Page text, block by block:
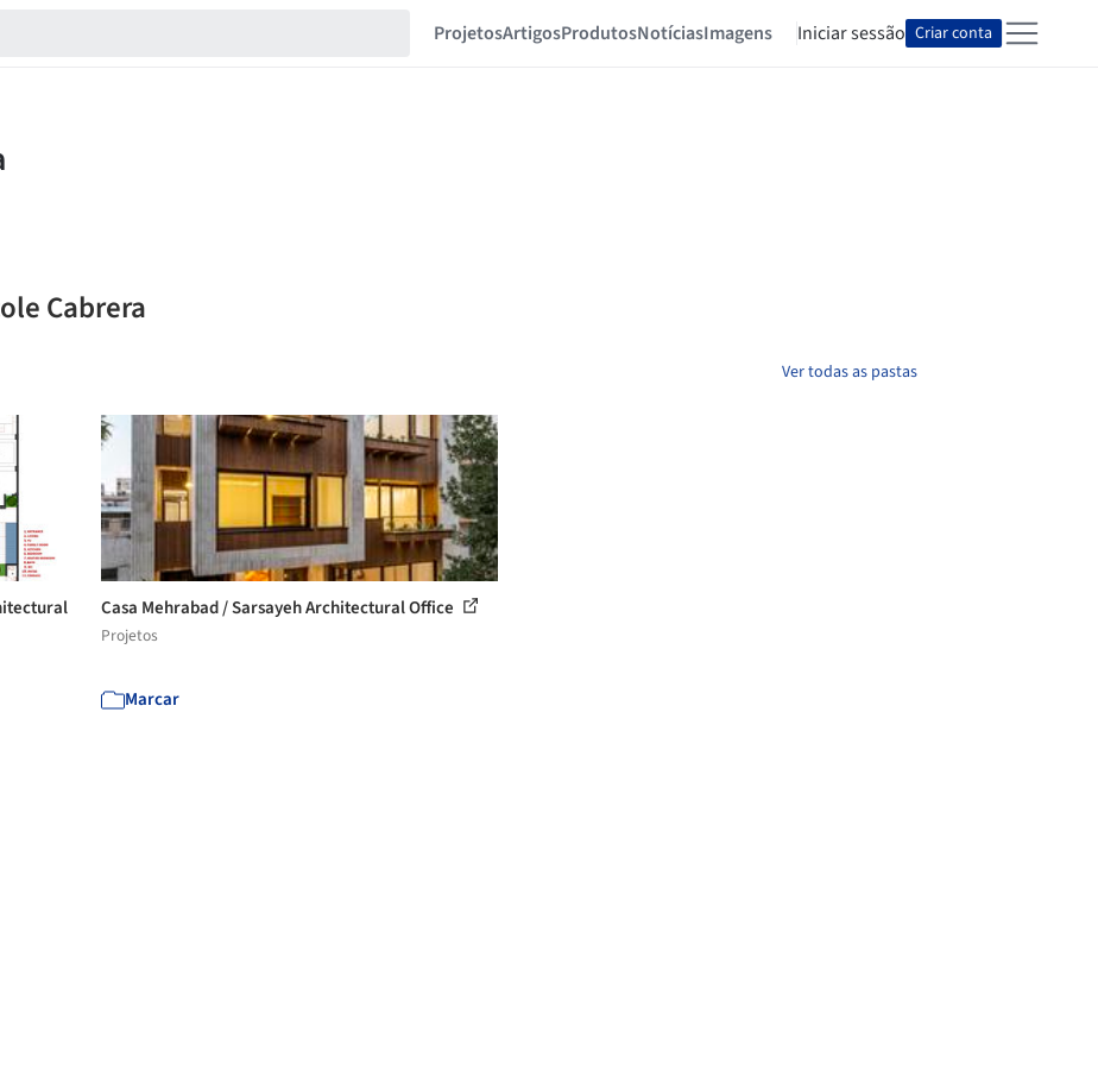
ProjetosArtigosProdutosNotíciasImagens Iniciar sessão Criar conta
Cabrera
Ver todas as pastas
Casa Mehrabad / Sarsayeh Architectural Office
Projetos
Marcar